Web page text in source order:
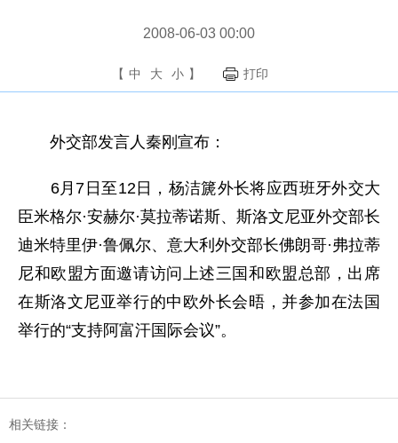
2008-06-03 00:00
【 中 大 小 】 打印
外交部发言人秦刚宣布：
6月7日 至12日，杨洁篪外长将应西班牙外交大
臣米格尔·安赫尔·莫拉蒂诺斯、斯洛文尼亚外交部长
迪米特里伊·鲁佩尔、意大利外交部长佛朗哥·弗拉蒂
尼和欧盟方面邀请访问上述三国和欧盟总部，出席
在斯洛文尼亚举行的中欧外长会晤，并参加在法国
举行的“支持阿富汗国际会议”。
相关链接：